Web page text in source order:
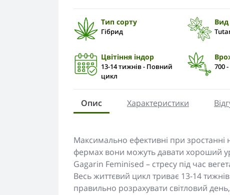
Тип сорту
Гібрид
Вид
Цвітіння індор
13-14 тижнів - Повний
цикл
700
Опис Характеристики
Максимально ефективні при зростанні
фермах вони можуть давати хороший
Gagarin Feminised – стресу під час
Весь життєвий цикл триває 13-14
правильно розрахувати світловий